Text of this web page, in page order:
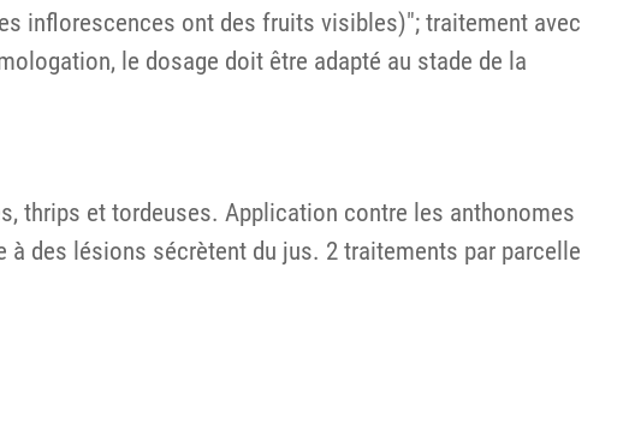
inflorescences ont des fruits visibles)"; traitement avec
le dosage doit être adapté au stade de la
thrips et tordeuses. Application contre les anthonomes
des lésions sécrètent du jus. 2 traitements par parcelle